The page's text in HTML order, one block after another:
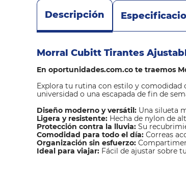
Descripción
Morral Cubitt Tirantes
En oportunidades.com.co te traemos
Explora tu rutina con estilo y comodidad
universidad o una escapada de fin de
Diseño moderno y versátil: Una silueta
Ligera y resistente: Hecha de nylon de
Protección contra la lluvia: Su
Comodidad para todo el día: Correas
Organización sin esfuerzo:
Ideal para viajar: Fácil de ajustar sobre